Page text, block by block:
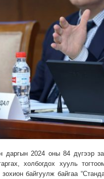
2024 оны 84 дүгээр
холбогдох хууль
зохион байгуулж байгаа